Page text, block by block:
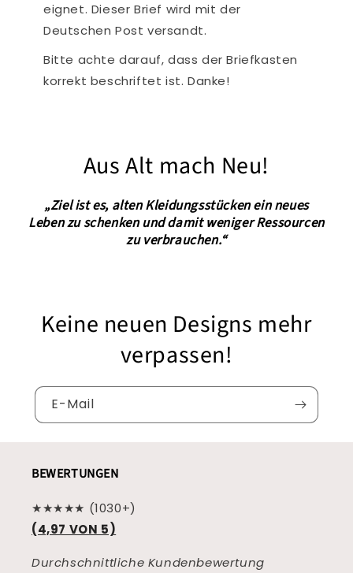
eignet. Dieser Brief wird mit der
Deutschen Post versandt.
Bitte achte darauf, dass der Briefkasten
korrekt beschriftet ist. Danke!
Aus Alt mach Neu!
„Ziel ist es, alten Kleidungsstücken ein neues
Leben zu schenken und damit weniger Ressourcen
zu verbrauchen.“
Keine neuen Designs mehr
verpassen!
E-Mail
BEWERTUNGEN
★★★★★ (1030+)
(4,97 VON 5)
Durchschnittliche Kundenbewertung